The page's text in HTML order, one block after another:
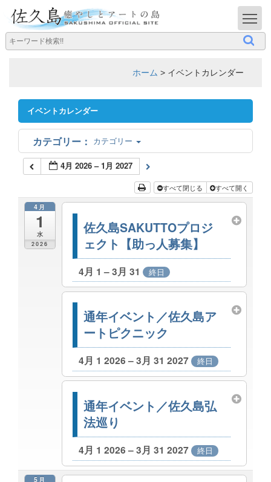
ホーム > イベントカレンダー
イベントカレンダー
カテゴリー
4月 2026 – 1月 2027
すべて閉じる すべて開く
4月
1
水
2026
佐久島SAKUTTOプロジ
ェクト【助っ人募集】
4月 1 – 3月 31 終日
通年イベント／佐久島ア
ートピクニック
4月 1 2026 – 3月 31 2027 終日
通年イベント／佐久島弘
法巡り
4月 1 2026 – 3月 31 2027 終日
5月